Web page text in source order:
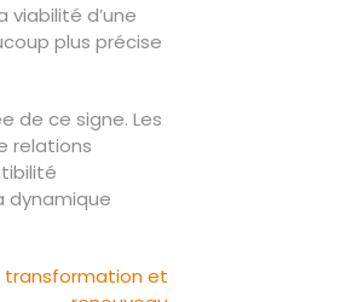
d’une
plus précise
de ce signe. Les
relations
dynamique
transformation et